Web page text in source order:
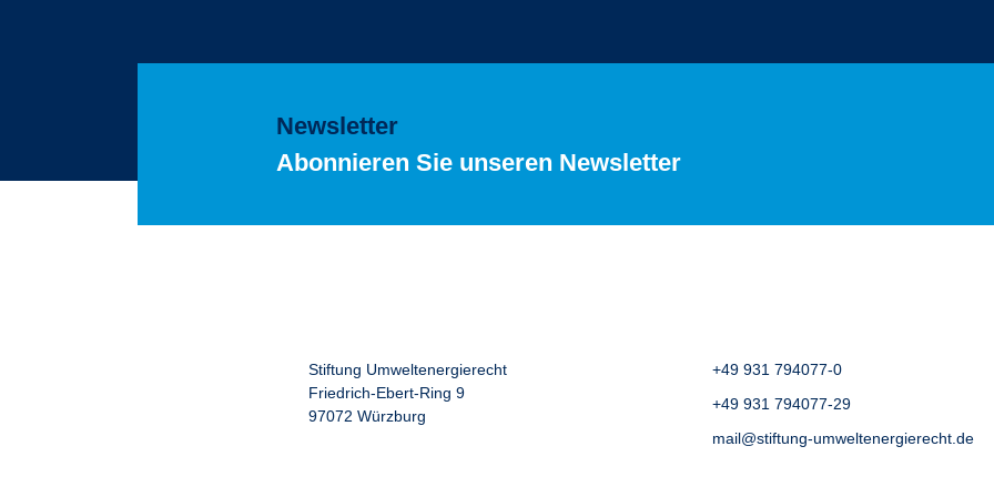
Newsletter
Abonnieren Sie unseren Newsletter
Stiftung Umweltenergierecht
Friedrich-Ebert-Ring 9
97072 Würzburg
+49 931 794077-0
+49 931 794077-29
mail@stiftung-umweltenergierecht.de